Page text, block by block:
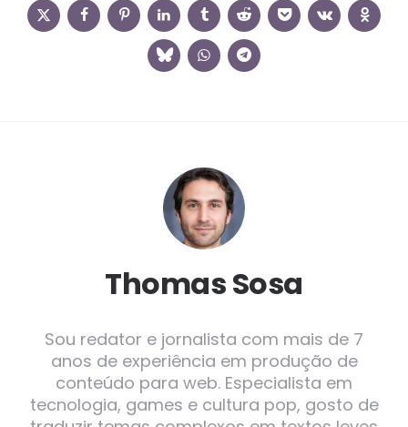
Thomas Sosa
Sou redator e jornalista com mais de 7
anos de experiência em produção de
conteúdo para web. Especialista em
tecnologia, games e cultura pop, gosto de